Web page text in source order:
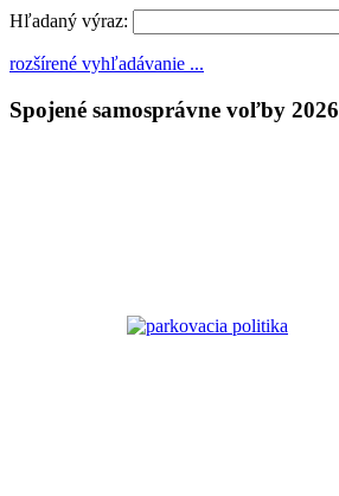
Hľadaný výraz:
rozšírené vyhľadávanie ...
Spojené samosprávne voľby 2026